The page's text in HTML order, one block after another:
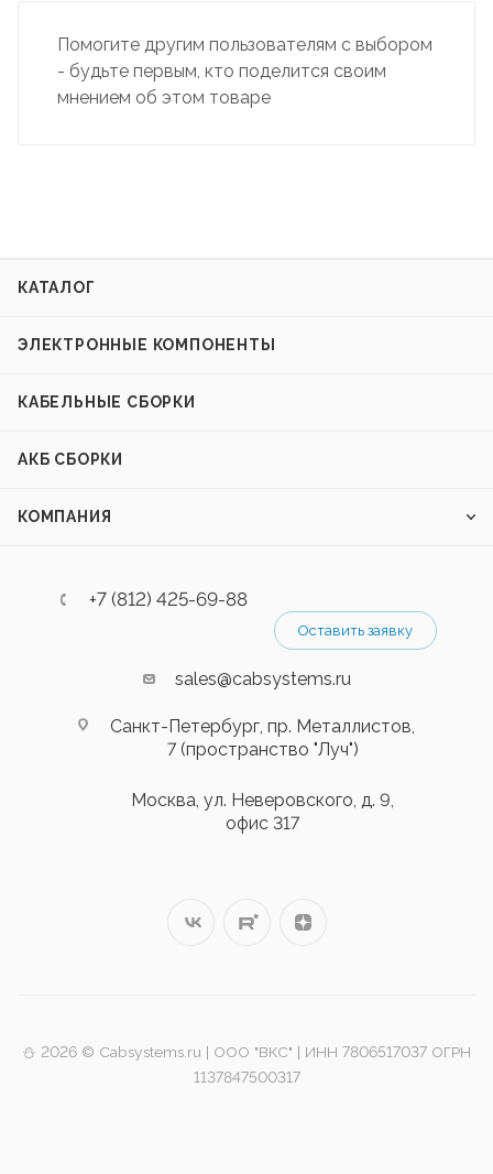
Помогите другим пользователям с выбором
- будьте первым, кто поделится своим
мнением об этом товаре
КАТАЛОГ
ЭЛЕКТРОННЫЕ КОМПОНЕНТЫ
КАБЕЛЬНЫЕ СБОРКИ
АКБ СБОРКИ
КОМПАНИЯ
+7 (812) 425-69-88
Оставить заявку
sales@cabsystems.ru
Санкт-Петербург, пр. Металлистов,
7 (пространство "Луч")
Москва, ул. Неверовского, д. 9,
офис 317
⛄️ 2026 © Cabsystems.ru | ООО "ВКС" | ИНН 7806517037 ОГРН
1137847500317